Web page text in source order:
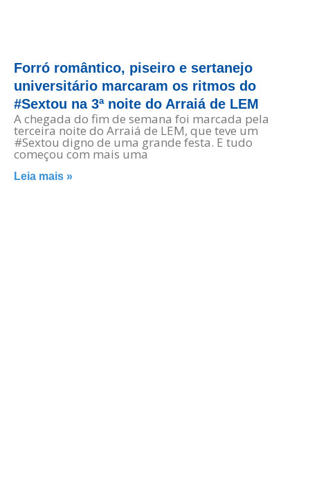
Forró romântico, piseiro e sertanejo
universitário marcaram os ritmos do
#Sextou na 3ª noite do Arraiá de LEM
A chegada do fim de semana foi marcada pela
terceira noite do Arraiá de LEM, que teve um
#Sextou digno de uma grande festa. E tudo
começou com mais uma
Leia mais »